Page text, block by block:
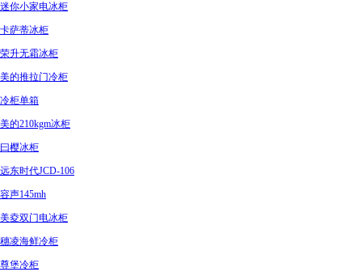
迷你小家电冰柜
卡萨蒂冰柜
荣升无霜冰柜
美的推拉门冷柜
冷柜单箱
美的210kgm冰柜
曰樱冰柜
远东时代JCD-106
容声145mh
美夌双门电冰柜
穗凌海鲜冷柜
尊堡冷柜